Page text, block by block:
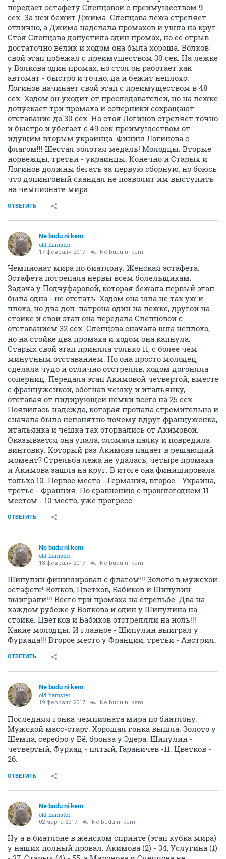
передает эстафету Слепцовой с преимуществом 9
сек. За ней бежит Джима. Слепцова лежа стреляет
отлично, а Джима наделала промахов и ушла на круг.
Стоя Слепцова допустила один промах, но её отрыв
достаточно велик и ходом она была хороша. Волков
свой этап побежал с преимуществом 30 сек. На лежке
у Волкова один промах, но стоя он работает как
автомат - быстро и точно, да и бежит неплохо.
Логинов начинает свой этап с преимуществом в 48
сек. Ходом он уходит от преследователей, но на лежке
допускает три промаха и соперники сокращают
отставание до 30 сек. Но стоя Логинов стреляет точно
и быстро и убегает с 49 сек преимуществом от
идущим вторым украинца. Финиш Логинова с
флагом!!! Шестая золотая медаль! Молодцы. Вторые
норвежцы, третьи - украинцы. Конечно и Старых и
Логинов должны бегать за первую сборную, но боюсь
что допинговый скандал не позволит им выступить
на чемпионате мира.
ОТВЕТИТЬ
Ne budu ni kem
old hamster
17 февраля 2017 Ne budu ni kem
Чемпионат мира по биатлону. Женская эстафета.
Эстафета потрепала нервы всем болельщикам.
Задача у Подчуфаровой, которая бежала первый этап
была одна - не отстать. Ходом она шла не так уж и
плохо, но два доп. патрона один на лежке, другой на
стойке и свой этап она передала Слепцовой с
отставанием 32 сек. Слепцова сначала шла неплохо,
но на стойке два промаха и ходом она капнула.
Старых свой этап приняла только 11, с более чем
минутным отставанием. Но она просто молодец,
сделала чудо и отлично отстреляв, ходом догоняла
соперниц. Передала этап Акимовой четвертой, вместе
с француженкой, обогнав чешку и итальянку,
отставая от лидирующей немки всего на 25 сек.
Появилась надежда, которая пропала стремительно и
сначала было непонятно почему вдруг француженка,
итальянка и чешка так оторвались от Акимовой.
Оказывается она упала, сломала палку и повредила
винтовку. Который раз Акимова падает в решающий
момент? Стрельба лежа не удалась, четыре промаха
и Акимова зашла на круг. В итоге она финишировала
только 10. Первое место - Германия, второе - Украина,
третье - Франция. По сравнению с прошлогоднем 11
местом - 10 место, уже прогресс.
ОТВЕТИТЬ
Ne budu ni kem
old hamster
18 февраля 2017 Ne budu ni kem
Шипулин финишировал с флагом!!! Золото в мужской
эстафете! Волков, Цветков, Бабиков и Шипулин
выиграли!!! Всего три промаха на стрельбе. Два на
каждом рубеже у Волкова и один у Шипулина на
стойке. Цветков и Бабиков отстреляли на ноль!!!
Какие молодцы. И главное - Шипулин выиграл у
Фуркада!!! Второе место у Франции, третьи - Австрия.
ОТВЕТИТЬ
Ne budu ni kem
old hamster
19 февраля 2017 Ne budu ni kem
Последняя гонка чемпионата мира по биатлону.
Мужской масс-старт. Хорошая гонка вышла. Золото у
Шемпа, серебро у Бё, бронза у Эдера. Шипулин -
четвертый, Фуркад - пятый, Гараничев -11. Цветков -
26.
ОТВЕТИТЬ
Ne budu ni kem
old hamster
02 марта 2017 Ne budu ni kem
Ну а в биатлоне в женском спринте (этап кубка мира)
у наших полный провал. Акимова (2) - 34, Услугина (1)